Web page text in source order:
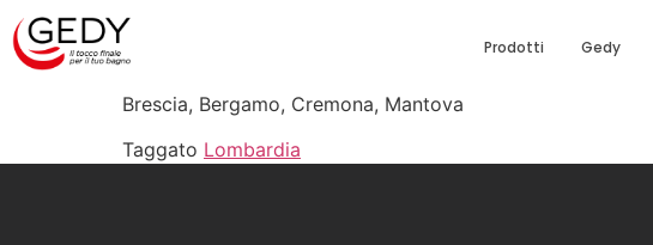
Prodotti Gedy
Brescia, Bergamo, Cremona, Mantova
Taggato Lombardia